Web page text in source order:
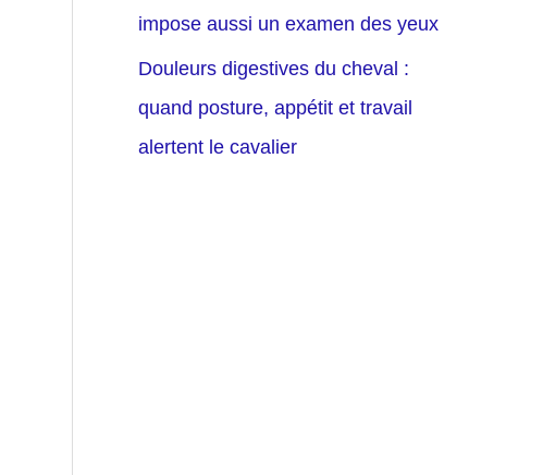
impose aussi un examen des yeux
Douleurs digestives du cheval :
quand posture, appétit et travail
alertent le cavalier